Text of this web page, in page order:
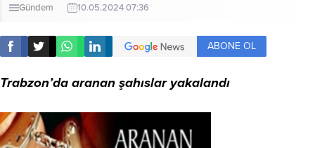
Gündem 10.05.2024 07:36
ABONE OL
Trabzon’da aranan şahıslar yakalandı